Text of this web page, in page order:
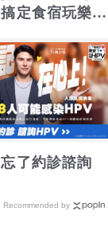
定食宿玩樂，
了約診諮詢
Recommended by